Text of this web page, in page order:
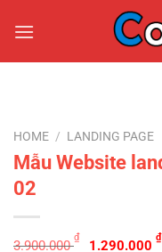
đến
HOME / LANDING PAGE
Mẫu Website
02
3.900.000
₫
Original
1.290.000
₫